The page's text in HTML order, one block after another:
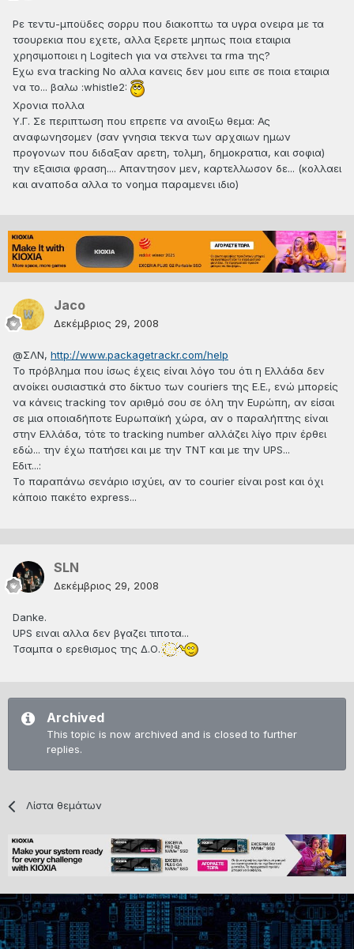
Ρε τεντυ-μποϋδες σορρυ που διακοπτω τα υγρα ονειρα με τα
τσουρεκια που εχετε, αλλα ξερετε μηπως ποια εταιρια
χρησιμοποιει η Logitech για να στελνει τα rma της?
Εχω ενα tracking No αλλα κανεις δεν μου ειπε σε ποια εταιρια
να το... βαλω :whistle2:
Χρονια πολλα
Υ.Γ. Σε περιπτωση που επρεπε να ανοιξω θεμα: Ας
αναφωνησομεν (σαν γνησια τεκνα των αρχαιων ημων
προγονων που διδαξαν αρετη, τολμη, δημοκρατια, και σοφια)
την εξαισια φραση.... Απαντησον μεν, καρτελλωσον δε... (κολλαει
και αναποδα αλλα το νοημα παραμενει ιδιο)
Jaco
Δεκέμβριος 29, 2008
@ΣΛΝ, http://www.packagetrackr.com/help
To πρόβλημα που ίσως έχεις είναι λόγο του ότι η Ελλάδα δεν
ανοίκει ουσιαστικά στο δίκτυο των couriers της Ε.Ε., ενώ μπορείς
να κάνεις tracking τον αριθμό σου σε όλη την Ευρώπη, αν είσαι
σε μια οποιαδήποτε Ευρωπαϊκή χώρα, αν ο παραλήπτης είναι
στην Ελλάδα, τότε το tracking number αλλάζει λίγο πριν έρθει
εδώ... την έχω πατήσει και με την TNT και με την UPS...
Εδιτ...:
Το παραπάνω σενάριο ισχύει, αν το courier είναι post και όχι
κάποιο πακέτο express...
SLN
Δεκέμβριος 29, 2008
Danke.
UPS ειναι αλλα δεν βγαζει τιποτα...
Τσαμπα ο ερεθισμος της Δ.Ο.
Archived
This topic is now archived and is closed to further
replies.
Λίστα θεμάτων